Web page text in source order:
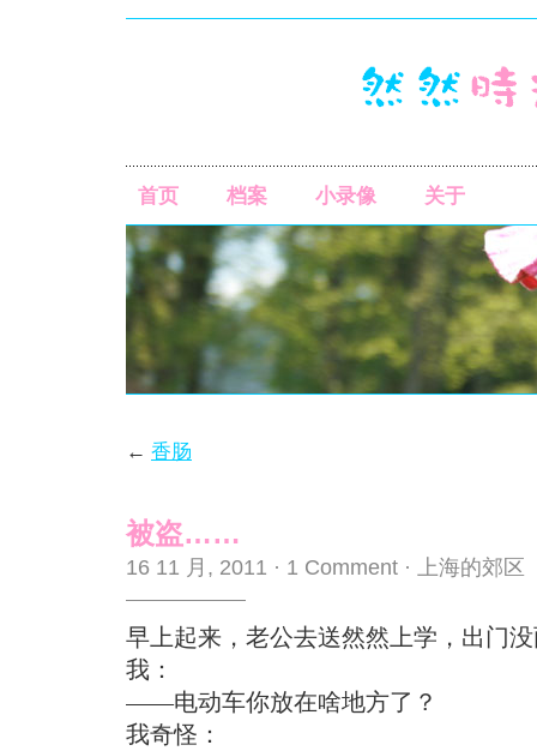
首页 档案 小录像 关于
← 香肠
被盗……
16 11 月, 2011 · 1 Comment · 上海的郊区
早上起来，老公去送然然上学，出门
我：
——电动车你放在啥地方了？
我奇怪：